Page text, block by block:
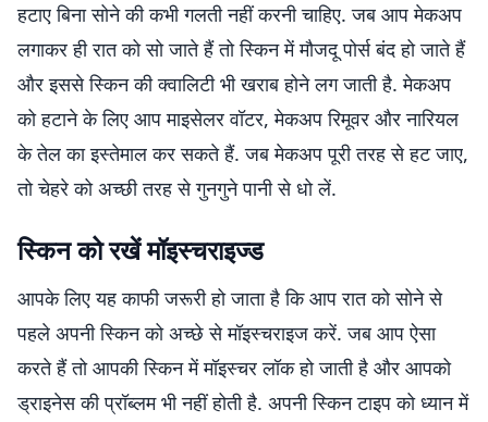
हटाए बिना सोने की कभी गलती नहीं करनी चाहिए. जब आप मेकअप
लगाकर ही रात को सो जाते हैं तो स्किन में मौजदू पोर्स बंद हो जाते हैं
और इससे स्किन की क्वालिटी भी खराब होने लग जाती है. मेकअप
को हटाने के लिए आप माइसेलर वॉटर, मेकअप रिमूवर और नारियल
के तेल का इस्तेमाल कर सकते हैं. जब मेकअप पूरी तरह से हट जाए,
तो चेहरे को अच्छी तरह से गुनगुने पानी से धो लें.
स्किन को रखें मॉइस्चराइज्ड
आपके लिए यह काफी जरूरी हो जाता है कि आप रात को सोने से
पहले अपनी स्किन को अच्छे से मॉइस्चराइज करें. जब आप ऐसा
करते हैं तो आपकी स्किन में मॉइस्चर लॉक हो जाती है और आपको
ड्राइनेस की प्रॉब्लम भी नहीं होती है. अपनी स्किन टाइप को ध्यान में